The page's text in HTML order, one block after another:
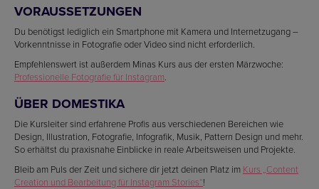
VORAUSSETZUNGEN
Du benötigst lediglich ein Smartphone mit Kamera und Internetzugang –
Vorkenntnisse in Fotografie oder Video sind nicht erforderlich.
Empfehlenswert ist außerdem Minas Kurs aus der ersten Märzwoche:
Professionelle Fotografie für Instagram.
ÜBER DOMESTIKA
Die Kursleiter sind erfahrene Profis aus verschiedenen Bereichen wie
Design, Illustration, Fotografie, Infografik, Musik, Pattern Design und mehr.
So erhältst du praxisnahe Einblicke in reale Arbeitsweisen und Projekte.
Bleib am Puls der Zeit und sichere dir jetzt deinen Platz im Kurs „Content
Creation und Bearbeitung für Instagram Stories“!